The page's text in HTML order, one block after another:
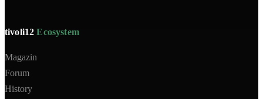
tivoli12Ecosystem
Magazin
Forum
History